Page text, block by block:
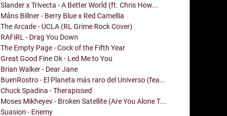
Slander x Trivecta - A Better World (ft. Chris How...
Måns Billner - Berry Blue x Red Camellia
The Arcade - UCLA (RL Grime Rock Cover)
RAFiRL - Drag You Down
The Empty Page - Cock of the Fifth Year
Great Good Fine Ok - Led Me to You
Brian Walker - Dear Jane
BuenRostro - El Planeta más raro del Universo (fea...
Chuck Spadina - Therapissed
Moses Mikheyev - Broken Satellite (Are You Alone T...
Suasion - Enemy